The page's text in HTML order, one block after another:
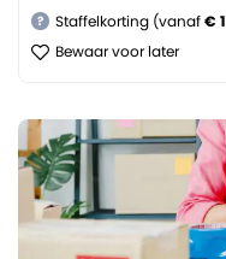
? Staffelkorting (vanaf€
Bewaar voor later